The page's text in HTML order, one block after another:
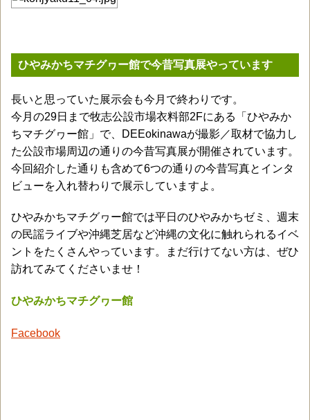
ひやみかちマチグヮー館で今昔写真展やっています
長いと思っていた展示会も今月で終わりです。
今月の29日まで牧志公設市場衣料部2Fにある「ひやみか
ちマチグヮー館」で、DEEokinawaが撮影／取材で協力し
た公設市場周辺の通りの今昔写真展が開催されています。
今回紹介した通りも含めて6つの通りの今昔写真とインタ
ビューを入れ替わりで展示していますよ。
ひやみかちマチグヮー館では平日のひやみかちゼミ、週末
の民謡ライブや沖縄芝居など沖縄の文化に触れられるイベ
ントをたくさんやっています。まだ行けてない方は、ぜひ
訪れてみてくださいませ！
ひやみかちマチグヮー館
Facebook